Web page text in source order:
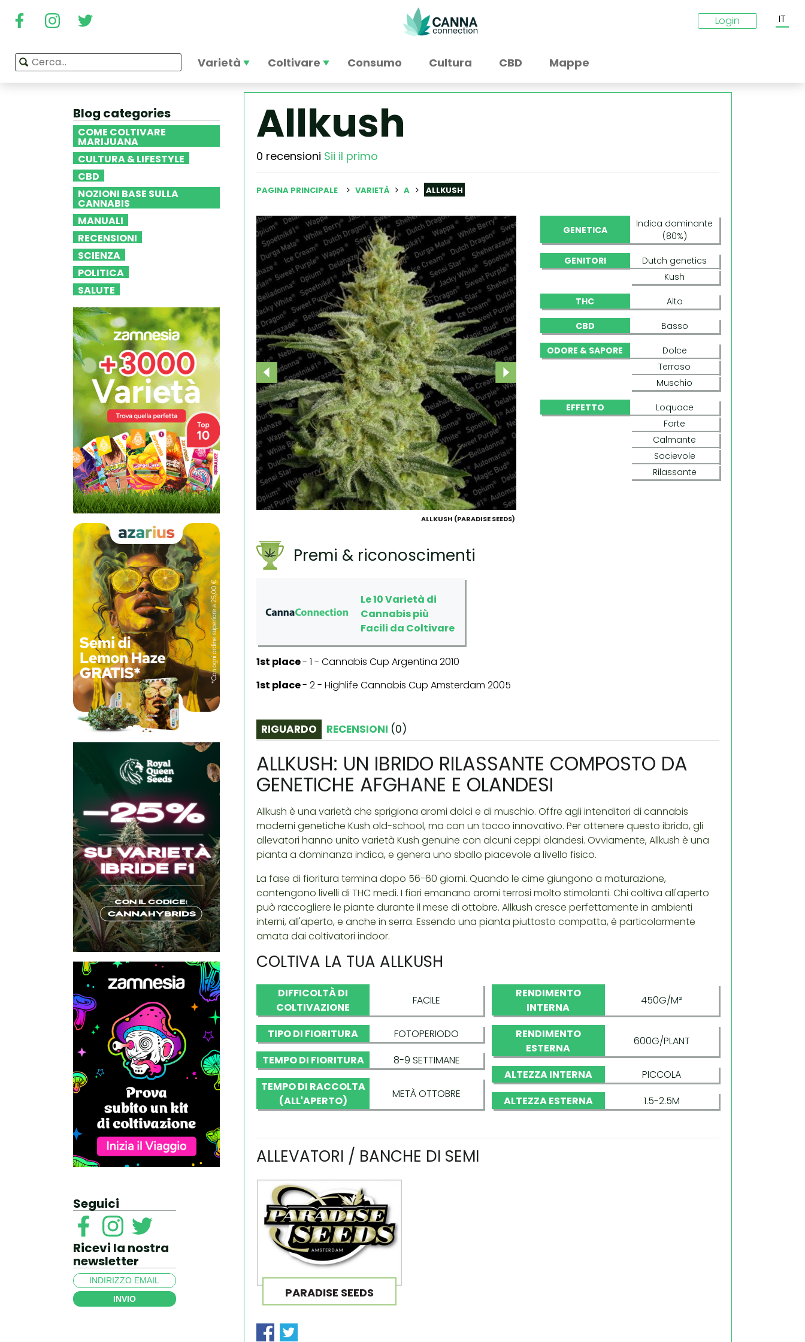
Login IT
Varietà Coltivare Consumo Cultura CBD Mappe
Blog categories
COME COLTIVARE
MARIJUANA
CULTURA & LIFESTYLE
CBD
NOZIONI BASE SULLA
CANNABIS
MANUALI
RECENSIONI
SCIENZA
POLITICA
SALUTE
Seguici
Ricevi la nostra
newsletter
INVIO
Allkush
0 recensioni Sii il primo
PAGINA PRINCIPALE VARIETÀ A ALLKUSH
ALLKUSH (PARADISE SEEDS)
GENETICA
Indica dominante
(80%)
GENITORI
Dutch genetics
Kush
THC Alto
CBD Basso
ODORE & SAPORE
Dolce
Terroso
Muschio
EFFETTO
Loquace
Forte
Calmante
Socievole
Rilassante
Premi & riconoscimenti
Le 10 Varietà di
Cannabis più
Facili da Coltivare
1st place- 1 - Cannabis Cup Argentina 2010
1st place- 2 - Highlife Cannabis Cup Amsterdam 2005
RIGUARDO RECENSIONI (0)
ALLKUSH: UN IBRIDO RILASSANTE COMPOSTO DA
GENETICHE AFGHANE E OLANDESI
Allkush è una varietà che sprigiona aromi dolci e di muschio. Offre agli intenditori di cannabis
moderni genetiche Kush old-school, ma con un tocco innovativo. Per ottenere questo ibrido, gli
allevatori hanno unito varietà Kush genuine con alcuni ceppi olandesi. Ovviamente, Allkush è una
pianta a dominanza indica, e genera uno sballo piacevole a livello fisico.
La fase di fioritura termina dopo 56-60 giorni. Quando le cime giungono a maturazione,
contengono livelli di THC medi. I fiori emanano aromi terrosi molto stimolanti. Chi coltiva all'aperto
può raccogliere le piante durante il mese di ottobre. Allkush cresce perfettamente in ambienti
interni, all'aperto, e anche in serra. Essendo una pianta piuttosto compatta, è particolarmente
amata dai coltivatori indoor.
COLTIVA LA TUA ALLKUSH
DIFFICOLTÀ DI
COLTIVAZIONE
FACILE
TIPO DI FIORITURA
FOTOPERIODO
TEMPO DI FIORITURA
8-9 SETTIMANE
TEMPO DI RACCOLTA
(ALL'APERTO)
METÀ OTTOBRE
RENDIMENTO
INTERNA
450G/M²
RENDIMENTO
ESTERNA
600G/PLANT
ALTEZZA INTERNA
PICCOLA
ALTEZZA ESTERNA
1.5-2.5M
ALLEVATORI / BANCHE DI SEMI
PARADISE SEEDS